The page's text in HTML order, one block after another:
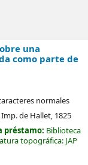
una
como parte de
normales
Imp. de Hallet, 1825
préstamo: Biblioteca
topográfica: JAP